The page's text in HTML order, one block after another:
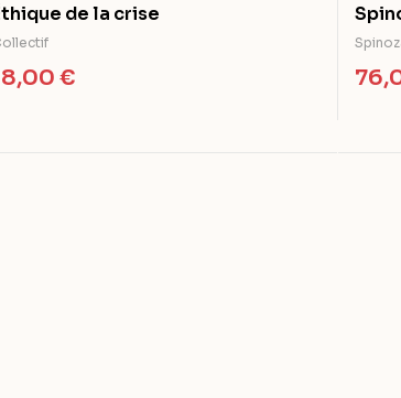
de la crise
€